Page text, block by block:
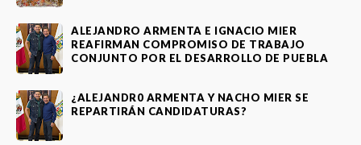
ALEJANDRO ARMENTA E IGNACIO MIER
REAFIRMAN COMPROMISO DE TRABAJO
CONJUNTO POR EL DESARROLLO DE PUEBLA
¿ALEJANDR0 ARMENTA Y NACHO MIER SE
REPARTIRÁN CANDIDATURAS?